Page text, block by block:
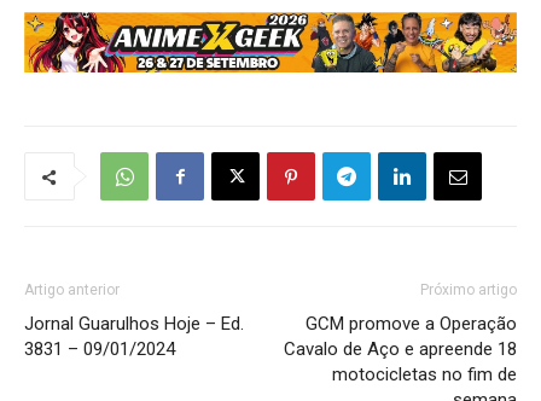
Artigo anterior
Jornal Guarulhos Hoje – Ed.
3831 – 09/01/2024
Próximo artigo
GCM promove a Operação
Cavalo de Aço e apreende 18
motocicletas no fim de